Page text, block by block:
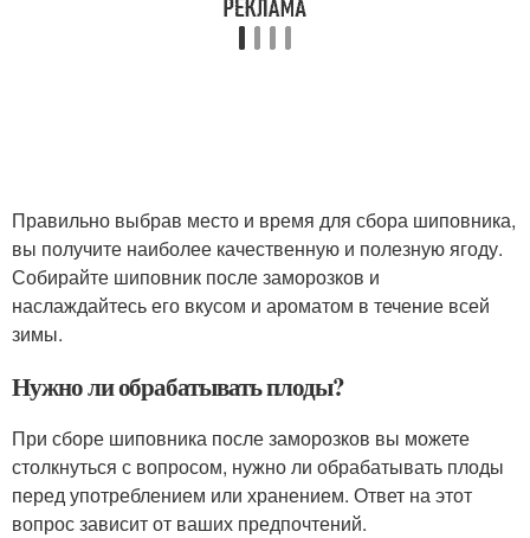
Правильно выбрав место и время для сбора шиповника,
вы получите наиболее качественную и полезную ягоду.
Собирайте шиповник после заморозков и
наслаждайтесь его вкусом и ароматом в течение всей
зимы.
Нужно ли обрабатывать плоды?
При сборе шиповника после заморозков вы можете
столкнуться с вопросом, нужно ли обрабатывать плоды
перед употреблением или хранением. Ответ на этот
вопрос зависит от ваших предпочтений.